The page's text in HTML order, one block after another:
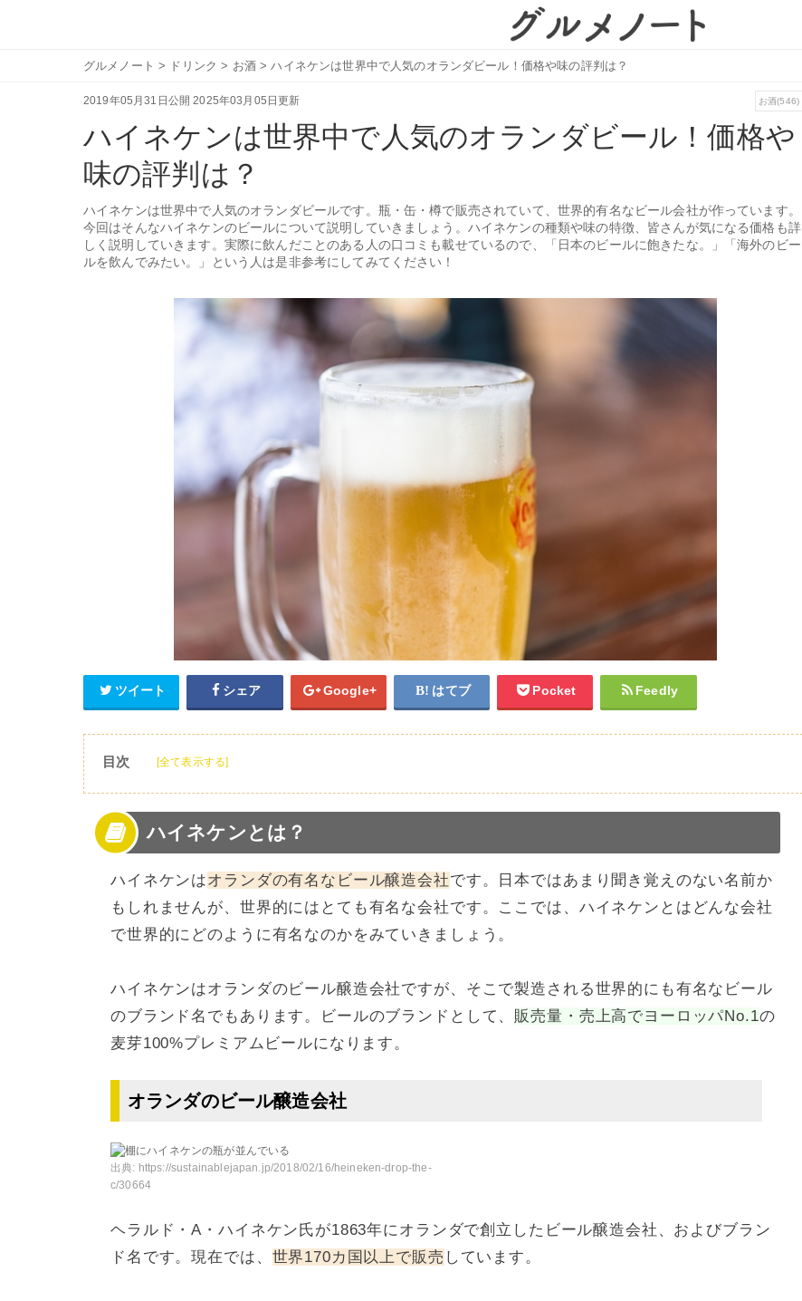
グルメノート > ドリンク > お酒 >ハイネケンは世界中で人気のオランダビール！価格や味の評判は？
2019年05月31日公開 2025年03月05日更新 お酒(546)
ハイネケンは世界中で人気のオランダビール！価格や
味の評判は？
ハイネケンは世界中で人気のオランダビールです。瓶・缶・樽で販売されていて、世界的有名なビール会社が作っています。
今回はそんなハイネケンのビールについて説明していきましょう。ハイネケンの種類や味の特徴、皆さんが気になる価格も詳
しく説明していきます。実際に飲んだことのある人の口コミも載せているので、「日本のビールに飽きたな。」「海外のビー
ルを飲んでみたい。」という人は是非参考にしてみてください！
ツイート シェア Google+ はてブ Pocket Feedly
目次 [全て表示する]
3 ハイネケンのこだわり
4 ハイネケンの評判
5 ハイネケンは世界中で愛されている人気ビール
ハイネケンとは？
ハイネケンはオランダの有名なビール醸造会社です。日本ではあまり聞き覚えのない名前か
もしれませんが、世界的にはとても有名な会社です。ここでは、ハイネケンとはどんな会社
で世界的にどのように有名なのかをみていきましょう。
ハイネケンはオランダのビール醸造会社ですが、そこで製造される世界的にも有名なビール
のブランド名でもあります。ビールのブランドとして、 販売量・売上高でヨーロッパNo.1の
麦芽100%プレミアムビールになります。
オランダのビール醸造会社
出典: https://sustainablejapan.jp/2018/02/16/heineken-drop-the-
c/30664
ヘラルド・A・ハイネケン氏が1863年にオランダで創立したビール醸造会社、およびブラン
ド名です。現在では、 世界170カ国以上で販売 しています。